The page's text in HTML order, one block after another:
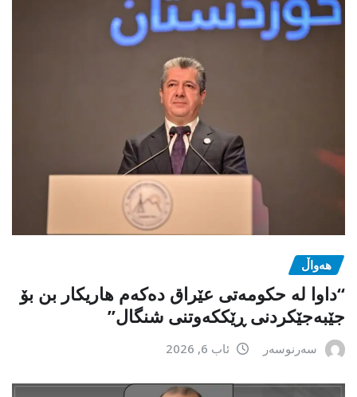
هەواڵ
“داوا لە حكومەتی عێراق دەكەم هاریكار بن بۆ
جێبەجێكردنی ڕێككەوتنی شنگال”
سەرنوسەر ئاب 6, 2026